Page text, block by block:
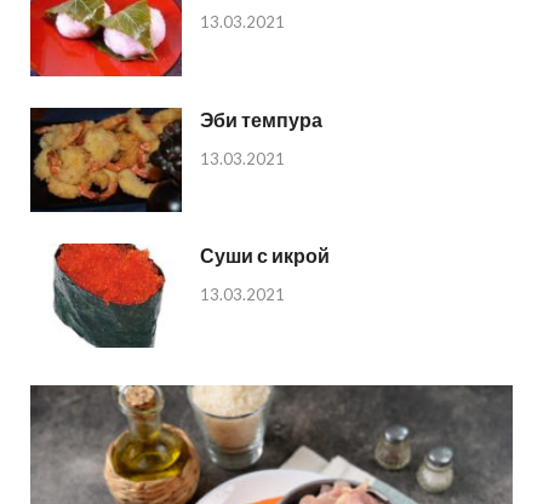
13.03.2021
Эби темпура
13.03.2021
Суши с икрой
13.03.2021